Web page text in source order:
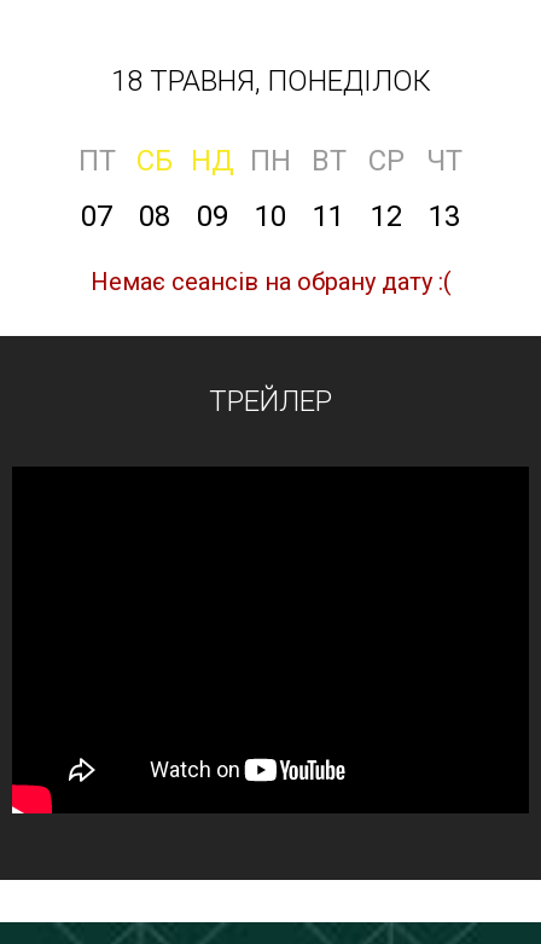
18 ТРАВНЯ, ПОНЕДІЛОК
ПТ СБ НД ПН ВТ СР
ЧТ
07
08 09 10 11 12 13
Немає сеансів на обрану дату :(
ТРЕЙЛЕР